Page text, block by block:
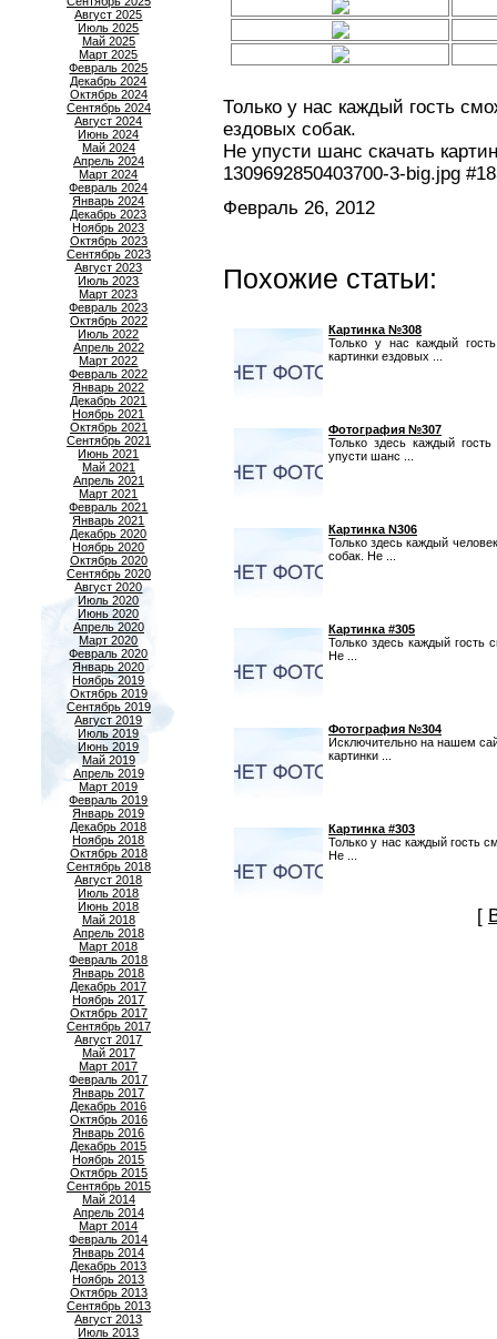
Август 2025
Июль 2025
Май 2025
Март 2025
Февраль 2025
Декабрь 2024
Октябрь 2024
Сентябрь 2024
Август 2024
Июнь 2024
Май 2024
Апрель 2024
Март 2024
Февраль 2024
Январь 2024
Декабрь 2023
Ноябрь 2023
Октябрь 2023
Сентябрь 2023
Август 2023
Июль 2023
Март 2023
Февраль 2023
Октябрь 2022
Июль 2022
Апрель 2022
Март 2022
Февраль 2022
Январь 2022
Декабрь 2021
Ноябрь 2021
Октябрь 2021
Сентябрь 2021
Июнь 2021
Май 2021
Апрель 2021
Март 2021
Февраль 2021
Январь 2021
Декабрь 2020
Ноябрь 2020
Октябрь 2020
Сентябрь 2020
Август 2020
Июль 2020
Июнь 2020
Апрель 2020
Март 2020
Февраль 2020
Январь 2020
Ноябрь 2019
Октябрь 2019
Сентябрь 2019
Август 2019
Июль 2019
Июнь 2019
Май 2019
Апрель 2019
Март 2019
Февраль 2019
Январь 2019
Декабрь 2018
Ноябрь 2018
Октябрь 2018
Сентябрь 2018
Август 2018
Июль 2018
Июнь 2018
Май 2018
Апрель 2018
Март 2018
Февраль 2018
Январь 2018
Декабрь 2017
Ноябрь 2017
Октябрь 2017
Сентябрь 2017
Август 2017
Май 2017
Март 2017
Февраль 2017
Январь 2017
Декабрь 2016
Октябрь 2016
Январь 2016
Декабрь 2015
Ноябрь 2015
Октябрь 2015
Сентябрь 2015
Май 2014
Апрель 2014
Март 2014
Февраль 2014
Январь 2014
Декабрь 2013
Ноябрь 2013
Октябрь 2013
Сентябрь 2013
Август 2013
Июль 2013
Только у нас каждый гость
ездовых собак.
Не упусти шанс скачать
1309692850403700-3-big.jpg
Февраль 26, 2012
Похожие статьи:
Картинка №308
Только у нас каждый
картинки ездовых ...
Фотография №307
Только здесь каждый
упусти шанс ...
Картинка N306
Только здесь каждый
собак. Не ...
Картинка #305
Только здесь каждый гость
Не ...
Фотография №304
Исключительно на нашем
картинки ...
Картинка #303
Только у нас каждый гость
Не ...
[